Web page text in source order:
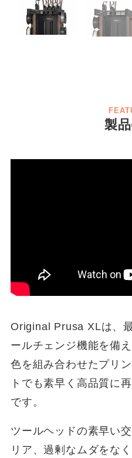
製
Original Prusa XLは、
ールチェンジ機能を備
色を組み合わせたプリ
トでも素早く高品質に
です。
ツールヘッドの素早い
リア、過剰なムダをな